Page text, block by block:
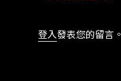
登入發表您的留言。